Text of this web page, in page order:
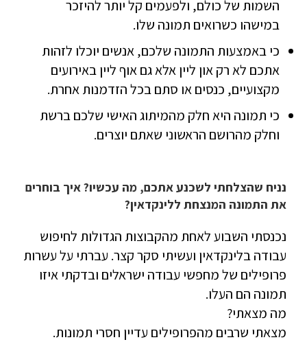
השמות של כולם, ולפעמים קל יותר להיזכר
במישהו כשרואים תמונה שלו.
כי באמצעות התמונה שלכם, אנשים יוכלו לזהות
אתכם לא רק און ליין אלא גם אוף ליין באירועים
מקצועיים, כנסים או סתם בכל הזדמנות אחרת.
כי תמונה היא חלק מהמיתוג האישי שלכם ברשת
וחלק מהרושם הראשוני שאתם יוצרים.
נניח שהצלחתי לשכנע אתכם, מה עכשיו? איך בוחרים
את התמונה המנצחת ללינקדאין?
נכנסתי השבוע לאחת מהקבוצות הגדולות לחיפוש
עבודה בלינקדאין ועשיתי סקר קצר. עברתי על עשרות
פרופילים של מחפשי עבודה ישראלים ובדקתי איזו
תמונה הם העלו.
מה מצאתי?
מצאתי שרבים מהפרופילים עדיין חסרי תמונות.